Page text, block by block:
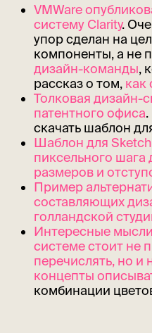
VMWare
систему Clarity.
упор сделан на
компоненты, а не
дизайн-команды,
рассказ о том, как
Толковая дизайн-
патентного офиса
скачать шаблон
Шаблон для
пиксельного шага
размеров и
Пример
составляющих
голландской
Интересные
системе стоит не
перечислять, но и
концепты
комбинации